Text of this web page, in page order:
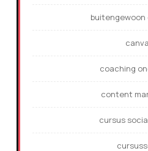
buitengewoon
canva
coaching
content
cursus